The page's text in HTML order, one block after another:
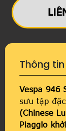
Thông tin
Vespa 946
sưu tập
(Chinese
Piaggio